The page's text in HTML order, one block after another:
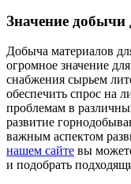
Значение
Добыча материалов
огромное значение
снабжения сырьем
обеспечить спрос на
проблемам в
развитие
важным аспектом
нашем сайте вы
и подобрать